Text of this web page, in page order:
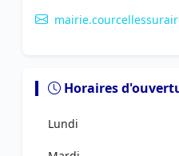
Horaires
Lundi